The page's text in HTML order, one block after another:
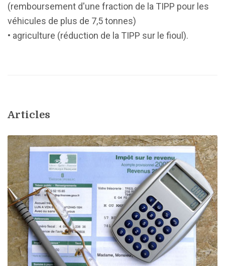
(remboursement d'une fraction de la TIPP pour les
véhicules de plus de 7,5 tonnes)
• agriculture (réduction de la TIPP sur le fioul).
Articles